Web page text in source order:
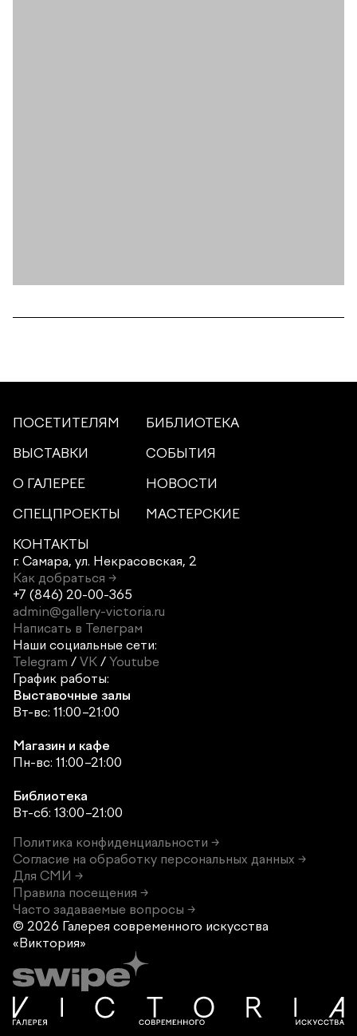
ПОСЕТИТЕЛЯМ
БИБЛИОТЕКА
ВЫСТАВКИ
СОБЫТИЯ
О ГАЛЕРЕЕ
НОВОСТИ
СПЕЦПРОЕКТЫ
МАСТЕРСКИЕ
КОНТАКТЫ
г. Самара, ул. Некрасовская, 2
Как добраться →
+7 (846) 20-00-365
admin@gallery-victoria.ru
Написать в Телеграм
Наши социальные сети:
Telegram / VK / Youtube
График работы:
Выставочные залы
Вт-вс: 11:00–21:00
Магазин и кафе
Пн-вс: 11:00–21:00
Библиотека
Вт-сб: 13:00–21:00
Политика конфиденциальности →
Согласие на обработку персональных данных →
Для СМИ →
Правила посещения →
Часто задаваемые вопросы →
© 2026 Галерея современного искусства
«Виктория»